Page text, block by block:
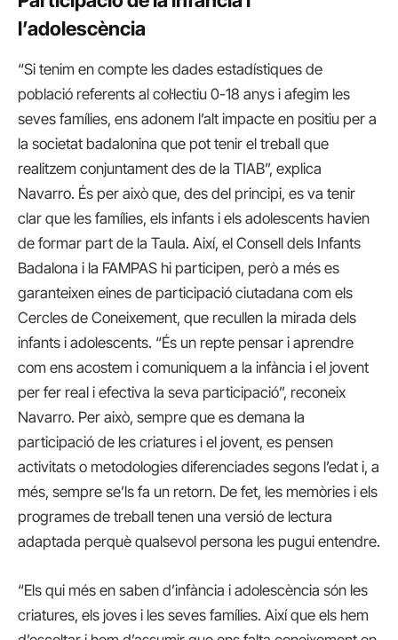
l’adolescència
“Si tenim en compte les dades estadístiques de
població referents al col·lectiu 0-18 anys i afegim les
seves famílies, ens adonem l’alt impacte en positiu per a
la societat badalonina que pot tenir el treball que
realitzem conjuntament des de la TIAB”, explica
Navarro. És per això que, des del principi, es va tenir
clar que les famílies, els infants i els adolescents havien
de formar part de la Taula. Així, el Consell dels Infants
Badalona i la FAMPAS hi participen, però a més es
garanteixen eines de participació ciutadana com els
Cercles de Coneixement, que recullen la mirada dels
infants i adolescents. “És un repte pensar i aprendre
com ens acostem i comuniquem a la infància i el jovent
per fer real i efectiva la seva participació”, reconeix
Navarro. Per això, sempre que es demana la
participació de les criatures i el jovent, es pensen
activitats o metodologies diferenciades segons l’edat i, a
més, sempre se’ls fa un retorn. De fet, les memòries i els
programes de treball tenen una versió de lectura
adaptada perquè qualsevol persona les pugui entendre.
“Els qui més en saben d’infància i adolescència són les
criatures, els joves i les seves famílies. Així que els hem